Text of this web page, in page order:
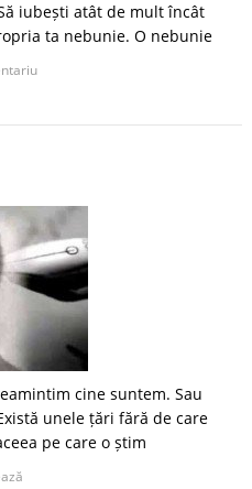
iubești atât de mult încât
ta nebunie. O nebunie
cine suntem. Sau
unele țări fără de care
pe care o știm